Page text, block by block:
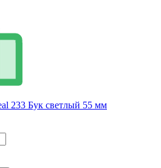
233 Бук светлый 55 мм